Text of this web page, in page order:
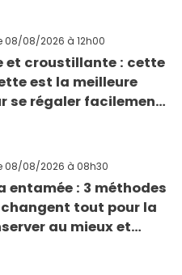
08/08/2026 à 12h00
et croustillante : cette
est la meilleure
se régaler facilement
08/08/2026 à 08h30
entamée : 3 méthodes
tout pour la
au mieux et